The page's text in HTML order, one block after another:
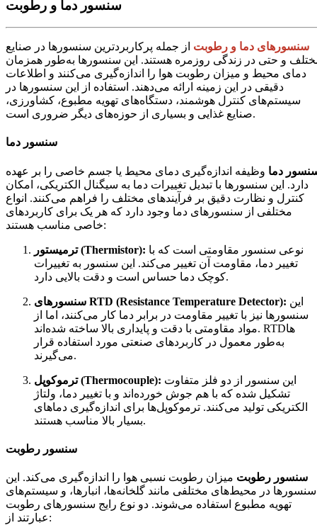
سنسور دما و رطوبت
سنسورهای دما و رطوبت از جمله پرکاربردترین سنسورها در صنایع
و حتی در زندگی روزمره هستند. این سنسورها به‌طور همزمان
دمای محیط و میزان رطوبت هوا را اندازه‌گیری می‌کنند و اطلاعات
دقیقی در این زمینه ارائه می‌دهند. استفاده از این سنسورها در
سیستم‌های کنترل هوشمند، دستگاه‌های تهویه مطبوع، کشاورزی،
صنایع غذایی و بسیاری از حوزه‌های دیگر ضروری است.
سنسور دما
دما وظیفه اندازه‌گیری دمای محیط یا جسم خاصی را بر عهده
دارد. این سنسورها با تبدیل تغییرات دما به سیگنال الکتریکی، امکان
کنترل و نظارت دقیق بر فرآیندهای مختلف را فراهم می‌کنند. انواع
مختلفی از سنسورهای دما وجود دارد که هر یک برای کاربردهای
خاصی مناسب هستند:
ترمیستور (Thermistor):
تغییر دما، مقاومت آن تغییر می‌کند. این سنسور به تغییرات
کوچک دما حساس است و دقت بالایی دارد.
سنسورهای RTD (Resistance Temperature Detector):
سنسورها نیز با تغییر مقاومت در برابر دما کار می‌کنند، اما از
مواد مقاومتی با دقت و پایداری بالا ساخته شده‌اند. RTD‌ها
به‌طور معمول در کاربردهای صنعتی مورد استفاده قرار
می‌گیرند.
ترموکوپل (Thermocouple):
تشکیل شده که با هم جوش خورده‌اند و با تغییر دما، ولتاژ
الکتریکی تولید می‌کنند. ترموکوپل‌ها برای اندازه‌گیری دماهای
بسیار بالا مناسب هستند.
سنسور رطوبت
سنسور رطوبت میزان رطوبت نسبی هوا را اندازه‌گیری می‌کند. این
سنسورها در محیط‌های مختلفی مانند گلخانه‌ها، انبارها، و سیستم‌های
تهویه مطبوع استفاده می‌شوند. دو نوع رایج سنسورهای رطوبت
عبارتند از: